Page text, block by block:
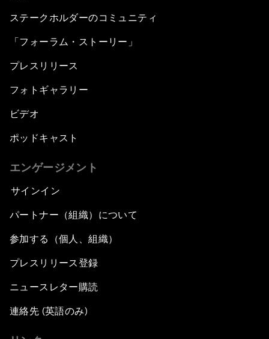
ステークホルダーのコミュニティ
「フォーラム・ストーリー」
プレスリリース
フォトギャラリー
ビデオ
ポッドキャスト
エンゲージメント
サインイン
パートナー（組織）について
参加する（個人、組織）
プレスリリース登録
ニュースレター購読
連絡先 (英語のみ)